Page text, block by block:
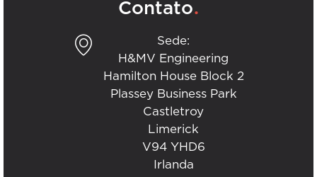
Contato
Sede:
H&MV Engineering
Hamilton House Block 2
Plassey Business Park
Castletroy
Limerick
V94 YHD6
Irlanda